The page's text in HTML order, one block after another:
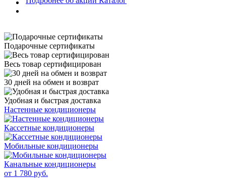
Подарочные сертификаты
Весь товар сертифицирован
30 дней на обмен и возврат
Удобная и быстрая доставка
Настенные кондиционеры
Кассетные кондиционеры
Мобильные кондиционеры
Канальные кондиционеры
от 1 780 руб.